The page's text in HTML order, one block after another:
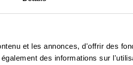
et les annonces, d'offrir des
des informations sur